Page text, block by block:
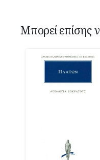
Μπορεί επίσης